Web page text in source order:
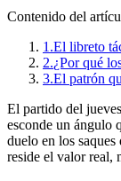
Contenido del
1.El libreto
2.¿Por qué
3.El patrón
El partido del
esconde un ángulo
duelo en los
reside el valor real,